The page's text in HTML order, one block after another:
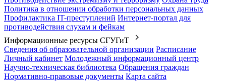
Политика в отношении обработки персональных данных
Профилактика IT-преступлений Интернет-портал для
противодействия слухам и фейкам
Информационные ресурсы СГУГиТ
Сведения об образовательной организации Расписание
Личный кабинет Молодежный информационный центр
Научно-техническая библиотека Обращения граждан
Нормативно-правовые документы Карта сайта